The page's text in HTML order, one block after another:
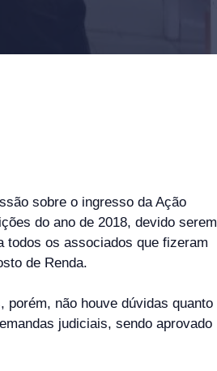
sobre o ingresso da Ação
do ano de 2018, devido serem
todos os associados que fizeram
de Renda.
não houve dúvidas quanto
judiciais, sendo aprovado